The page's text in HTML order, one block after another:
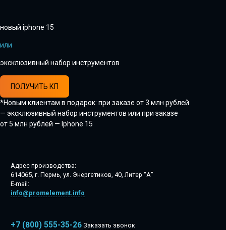
новый iphone 15
или
эксклюзивный набор инструментов
ПОЛУЧИТЬ КП
*Новым клиентам в подарок: при заказе от 3 млн рублей
— эксклюзивный набор инструментов или при заказе
от 5 млн рублей — Iphone 15
Адрес производства:
614065, г. Пермь, ул. Энергетиков, 40, Литер “А”
E-mail:
info@promelement.info
+7 (800) 555-35-26 Заказать звонок